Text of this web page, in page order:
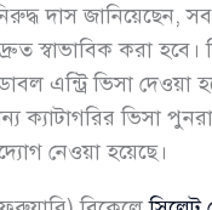
দাস জানিয়েছেন,
দ্রুত স্বাভাবিক করা
এন্ট্রি ভিসা দেওয়া
ক্যাটাগরির ভিসা
নেওয়া হয়েছে।